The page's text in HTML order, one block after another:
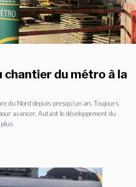
chantier du métro à la
du Nord depuis presqu’un an. Toujours
avancer. Autant le développement du